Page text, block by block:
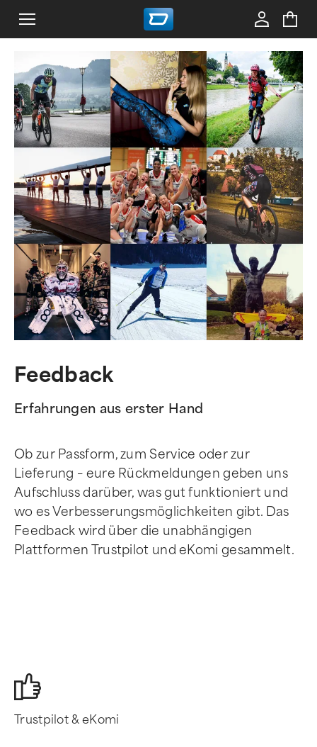
Feedback
Erfahrungen aus erster Hand
Ob zur Passform, zum Service oder zur
Lieferung – eure Rückmeldungen geben uns
Aufschluss darüber, was gut funktioniert und
wo es Verbesserungsmöglichkeiten gibt. Das
Feedback wird über die unabhängigen
Plattformen Trustpilot und eKomi gesammelt.
Trustpilot & eKomi